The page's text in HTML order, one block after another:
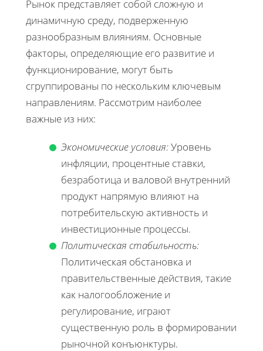
Рынок представляет собой сложную и
динамичную среду, подверженную
разнообразным влияниям. Основные
факторы, определяющие его развитие и
функционирование, могут быть
сгруппированы по нескольким ключевым
направлениям. Рассмотрим наиболее
важные из них:
Экономические условия:Уровень
инфляции, процентные ставки,
безработица и валовой внутренний
продукт напрямую влияют на
потребительскую активность и
инвестиционные процессы.
Политическая стабильность:
Политическая обстановка и
правительственные действия, такие
как налогообложение и
регулирование, играют
существенную роль в формировании
рыночной конъюнктуры.